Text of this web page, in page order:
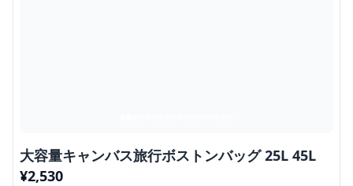
大容量キャンバス旅行ボストンバッグ 25L 45L
¥2,530